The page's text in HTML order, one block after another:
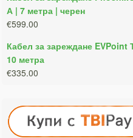
А | 7 метра | черен
€599.00
Кабел за зареждане EVPoint
10 метра
€335.00